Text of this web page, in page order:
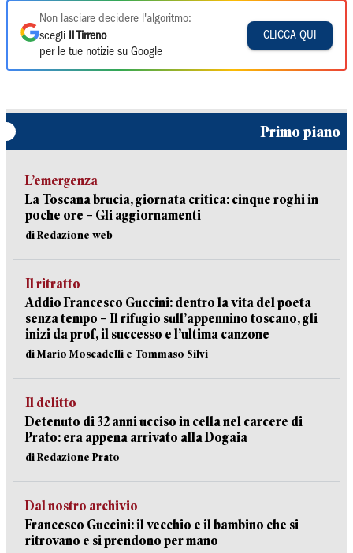
Non lasciare decidere l'algoritmo:
scegli
Il Tirreno
per le tue notizie su Google
CLICCA QUI
Primo piano
L’emergenza
La Toscana brucia, giornata critica: cinque roghi in
poche ore – Gli aggiornamenti
di Redazione web
Il ritratto
Addio Francesco Guccini: dentro la vita del poeta
senza tempo – Il rifugio sull’appennino toscano, gli
inizi da prof, il successo e l’ultima canzone
di Mario Moscadelli e Tommaso Silvi
Il delitto
Detenuto di 32 anni ucciso in cella nel carcere di
Prato: era appena arrivato alla Dogaia
di Redazione Prato
Dal nostro archivio
Francesco Guccini: il vecchio e il bambino che si
ritrovano e si prendono per mano